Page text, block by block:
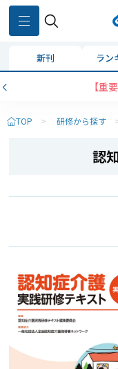
新刊 ラン
【重
TOP > 研修から探す
認